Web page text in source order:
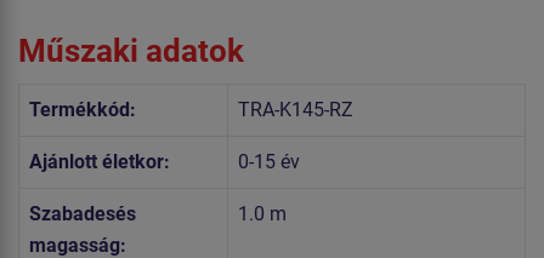
Műszaki adatok
Termékkód: TRA-K145-RZ
Ajánlott életkor: 0-15 év
Szabadesés
magasság:
1.0 m